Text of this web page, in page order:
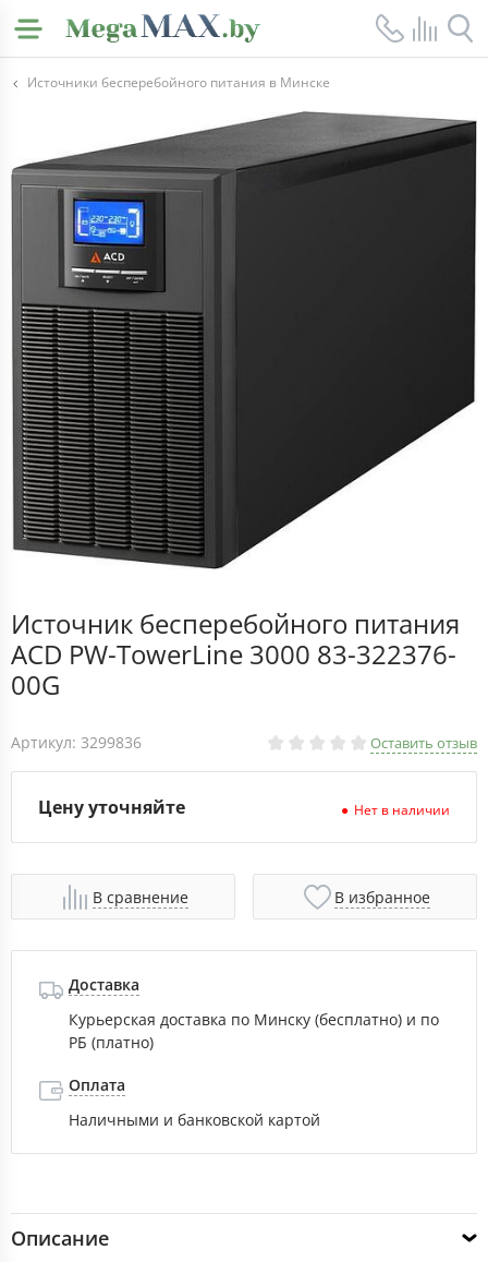
Источники бесперебойного питания в Минске
Источник бесперебойного питания
ACD PW-TowerLine 3000 83-322376-
00G
Артикул: 3299836 Оставить отзыв
Цену уточняйте Нет в наличии
В сравнение В избранное
Доставка
Курьерская доставка по Минску (бесплатно) и по
РБ (платно)
Оплата
Наличными и банковской картой
Описание